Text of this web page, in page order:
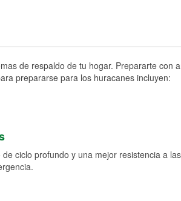
de respaldo de tu hogar. Prepararte con
prepararse para los huracanes incluyen:
ciclo profundo y una mejor resistencia a